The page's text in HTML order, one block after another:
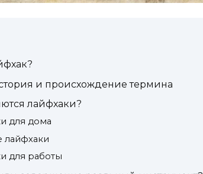
и происхождение термина
лайфхаки?
для дома
лайфхаки
для работы